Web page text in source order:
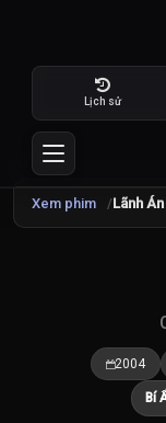
Lịch sử
Xem phim Lãnh
2004
Bí